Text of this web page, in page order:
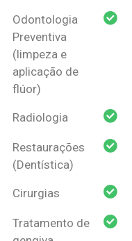
Odontologia
Preventiva
(limpeza e
aplicação de
flúor)
Radiologia
Restaurações
(Dentística)
Cirurgias
Tratamento de